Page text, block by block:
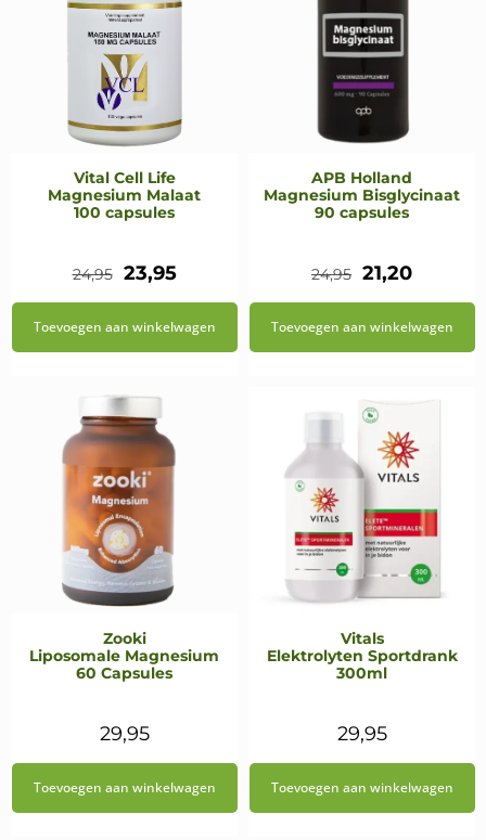
Vital Cell Life
Magnesium Malaat
100 capsules
24,95 Oorspronkelijke
prijs
23,95Huidige
prijs
is:
Toevoegen aan winkelwagen
APB Holland
Magnesium Bisglycinaat
90 capsules
24,95
prijs
21,20
prijs
is:
Toevoegen aan winkelwagen
Zooki
Liposomale Magnesium
60 Capsules
29,95
Toevoegen aan winkelwagen
Vitals
Elektrolyten Sportdrank
300ml
29,95
Toevoegen aan winkelwagen